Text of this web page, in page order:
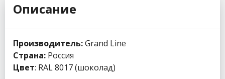
Описание
Производитель:Grand Line
Страна: Россия
Цвет: RAL 8017 (шоколад)